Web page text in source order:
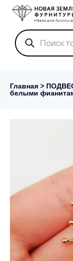
Поиск
товаров
Главная >
белыми